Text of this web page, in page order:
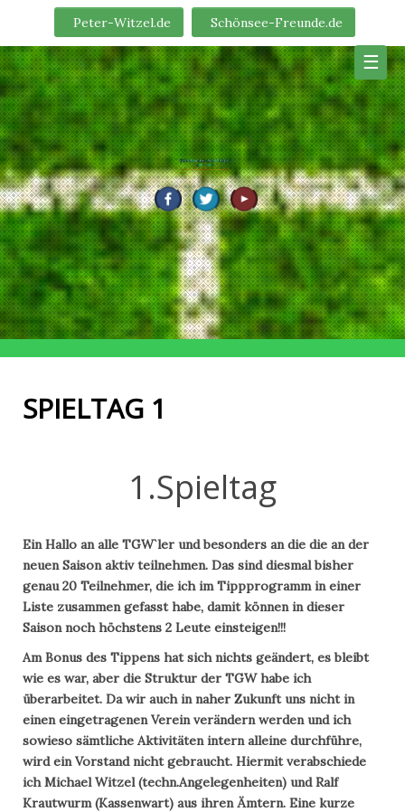
content
☰
Peter-Witzel.de Schönsee-Freunde.de
SPIELTAG 1
1.Spieltag
Ein Hallo an alle TGW`ler und besonders an die die an der
neuen Saison aktiv teilnehmen. Das sind diesmal bisher
genau 20 Teilnehmer, die ich im Tippprogramm in einer
Liste zusammen gefasst habe, damit können in dieser
Saison noch höchstens 2 Leute einsteigen!!!
Am Bonus des Tippens hat sich nichts geändert, es bleibt
wie es war, aber die Struktur der TGW habe ich
überarbeitet. Da wir auch in naher Zukunft uns nicht in
einen eingetragenen Verein verändern werden und ich
sowieso sämtliche Aktivitäten intern alleine durchführe,
wird ein Vorstand nicht gebraucht. Hiermit verabschiede
ich Michael Witzel (techn.Angelegenheiten) und Ralf
Krautwurm (Kassenwart) aus ihren Ämtern. Eine kurze